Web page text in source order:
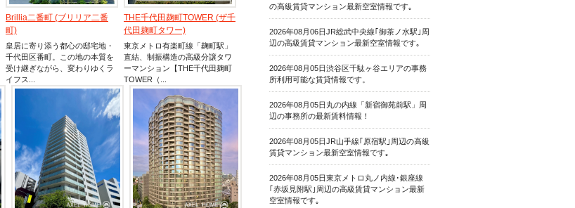
Brillia二番町 (ブリリア二番
町)
皇居に寄り添う都心の邸宅地・
千代田区番町。この地の本質を
受け継ぎながら、変わりゆくラ
イフス...
THE千代田麹町TOWER (ザ千
代田麹町タワー)
東京メトロ有楽町線「麹町駅」
直結、制振構造の高級分譲タワ
ーマンション【THE千代田麹町
TOWER（...
の高級賃貸マンション最新空室情報です｡
2026年08月06日JR総武中央線｢御茶ノ水駅｣周
辺の高級賃貸マンション最新空室情報です｡
2026年08月05日渋谷区千駄ヶ谷エリアの事務
所利用可能な賃貸情報です。
2026年08月05日丸の内線「新宿御苑前駅」周
辺の事務所の最新賃料情報！
2026年08月05日JR山手線｢原宿駅｣周辺の高級
賃貸マンション最新空室情報です｡
2026年08月05日東京メトロ丸ノ内線･銀座線
｢赤坂見附駅｣周辺の高級賃貸マンション最新
空室情報です｡